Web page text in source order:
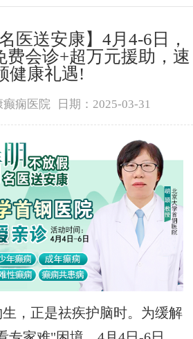
医送安康】4月4-6日，
费会诊+超万元援助，速
健康礼遇!
癫痫医院 日期：2025-03-31
，正是祛疾护脑时。为缓解